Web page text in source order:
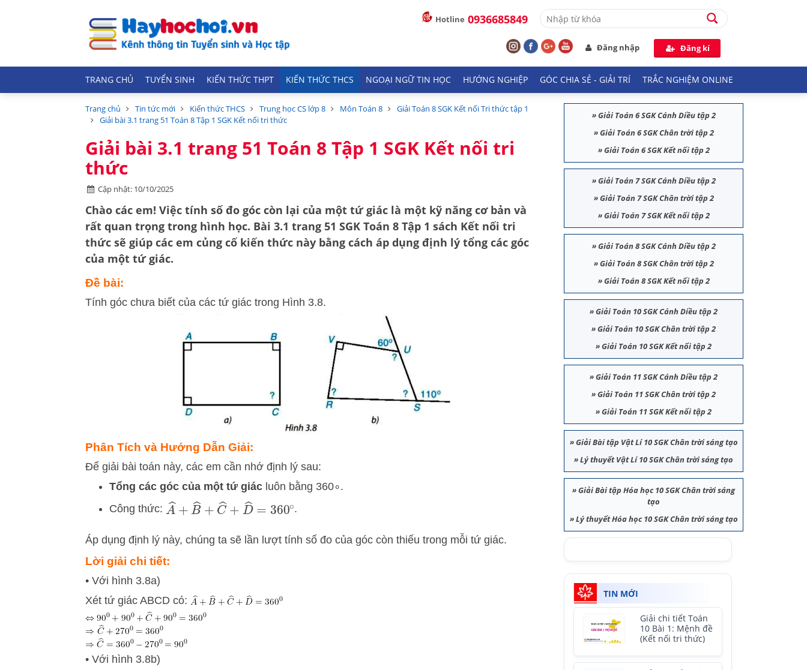
Hotline 0936685849
Đăng nhập Đăng kí
TRANG CHỦ TUYỂN SINH KIẾN THỨC THPT KIẾN THỨC THCS NGOẠI NGỮ TIN HỌC HƯỚNG NGHIỆP GÓC CHIA SẺ - GIẢI TRÍ TRẮC NGHIỆM ONLINE
Trang chủ Tin tức mới Kiến thức THCS Trung học CS lớp 8 Môn Toán 8
Giải Toán 8 SGK Kết nối Tri thức tập 1
Giải bài 3.1 trang 51 Toán 8 Tập 1 SGK Kết nối tri thức
Giải bài 3.1 trang 51 Toán 8 Tập 1 SGK Kết nối tri
thức
Cập nhật: 10/10/2025
Chào các em! Việc tính số đo góc còn lại của một tứ giác là một kỹ năng cơ bản và
rất quan trọng trong hình học. Bài 3.1 trang 51 SGK Toán 8 Tập 1 sách Kết nối tri
thức sẽ giúp các em củng cố kiến thức này bằng cách áp dụng định lý tổng các góc
của một tứ giác.
Đề bài:
Tính góc chưa biết của các tứ giác trong Hình 3.8.
Phân Tích và Hướng Dẫn Giải:
Để giải bài toán này, các em cần nhớ định lý sau:
Tổng các góc của một tứ giác luôn bằng 360∘.
Công thức: A^+ B^ +C^ +D ^=360∘ .
Áp dụng định lý này, chúng ta sẽ lần lượt tính số đo của góc còn thiếu trong mỗi tứ giác.
Lời giải chi tiết:
• Với hình 3.8a)
Xét tứ giác ABCD có:
• Với hình 3.8b)
»Giải Toán 6 SGK Cánh Diều tập 2
»Giải Toán 6 SGK Chân trời tập 2
»Giải Toán 6 SGK Kết nối tập 2
»Giải Toán 7 SGK Cánh Diều tập 2
»Giải Toán 7 SGK Chân trời tập 2
»Giải Toán 7 SGK Kết nối tập 2
»Giải Toán 8 SGK Cánh Diều tập 2
»Giải Toán 8 SGK Chân trời tập 2
»Giải Toán 8 SGK Kết nối tập 2
»Giải Toán 10 SGK Cánh Diều tập 2
»Giải Toán 10 SGK Chân trời tập 2
»Giải Toán 10 SGK Kết nối tập 2
»Giải Toán 11 SGK Cánh Diều tập 2
»Giải Toán 11 SGK Chân trời tập 2
»Giải Toán 11 SGK Kết nối tập 2
»Giải Bài tập Vật Lí 10 SGK Chân trời sáng tạo
»Lý thuyết Vật Lí 10 SGK Chân trời sáng tạo
»Giải Bài tập Hóa học 10 SGK Chân trời sáng
tạo
»Lý thuyết Hóa học 10 SGK Chân trời sáng tạo
TIN MỚI
Giải chi tiết Toán
10 Bài 1: Mệnh đề
(Kết nối tri thức)